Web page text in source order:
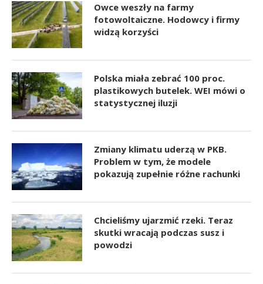
Owce weszły na farmy
fotowoltaiczne. Hodowcy i firmy
widzą korzyści
Polska miała zebrać 100 proc.
plastikowych butelek. WEI mówi o
statystycznej iluzji
Zmiany klimatu uderzą w PKB.
Problem w tym, że modele
pokazują zupełnie różne rachunki
Chcieliśmy ujarzmić rzeki. Teraz
skutki wracają podczas susz i
powodzi